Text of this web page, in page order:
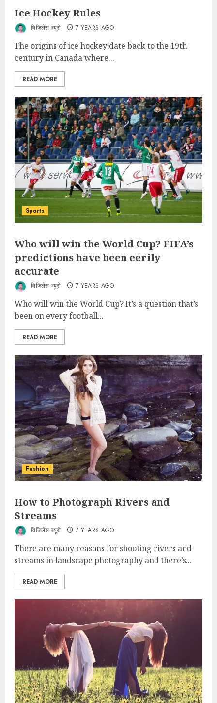
Ice Hockey Rules
विजिलेंस ब्यूरो 7 YEARS AGO
The origins of ice hockey date back to the 19th
century in Canada where...
READ MORE
Sports
Who will win the World Cup? FIFA’s
predictions have been eerily
accurate
विजिलेंस ब्यूरो 7 YEARS AGO
Who will win the World Cup? It’s a question that’s
been on every football...
READ MORE
Fashion
How to Photograph Rivers and
Streams
विजिलेंस ब्यूरो 7 YEARS AGO
There are many reasons for shooting rivers and
streams in landscape photography and there’s...
READ MORE